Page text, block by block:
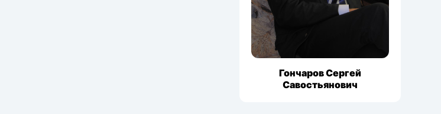
Гончаров Сергей
Савостьянович